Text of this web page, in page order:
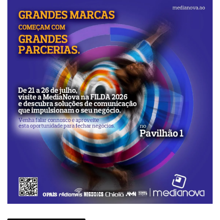
investimento e se concentre esforços em
torná-la numa instituição de excelência.
Há um, digamos, main project do seu
mandado?
O main project é contribuir para a
diversificação da economia. Contudo,
estamos interessados em contribuir para a
criação do complexo industrial
farmacêutico em Angola, trazendo
indústrias farmacêuticas para o nosso país.
Já há contactos?
Estivemos na Índia, com a ministra da
Saúde, e , sim, há interesse. Algumas